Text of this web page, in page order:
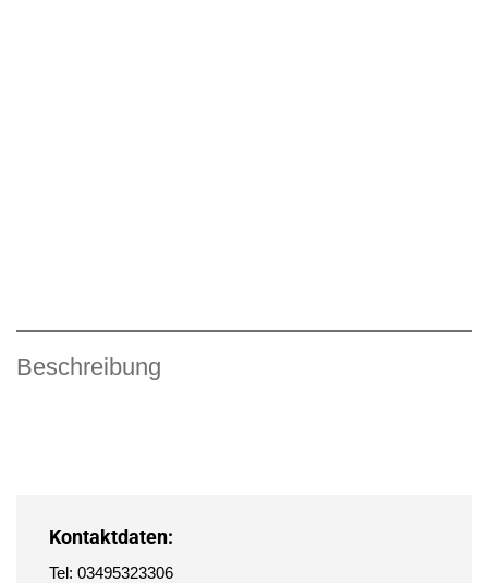
Beschreibung
Kontaktdaten:
Tel: 03495323306